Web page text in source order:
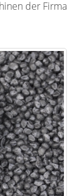
der Firma